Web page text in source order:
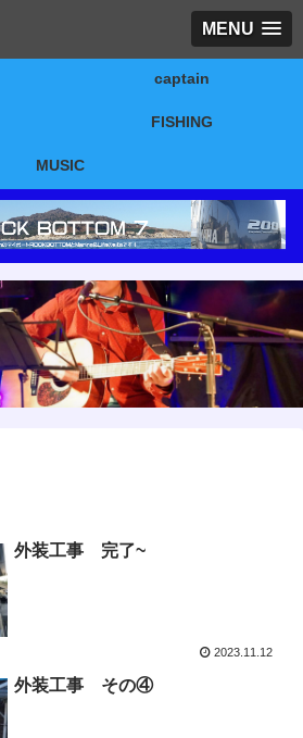
MENU
captain
FISHING
MUSIC
外装工事 完了~
2023.11.12
外装工事 その④